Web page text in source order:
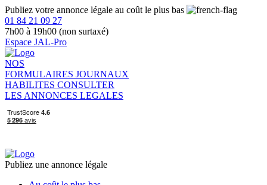
Publiez votre annonce légale au coût le plus bas
01 84 21 09 27
7h00 à 19h00 (non surtaxé)
Espace JAL-Pro
NOS
FORMULAIRES JOURNAUX
HABILITES CONSULTER
LES ANNONCES LEGALES
Publiez une annonce légale